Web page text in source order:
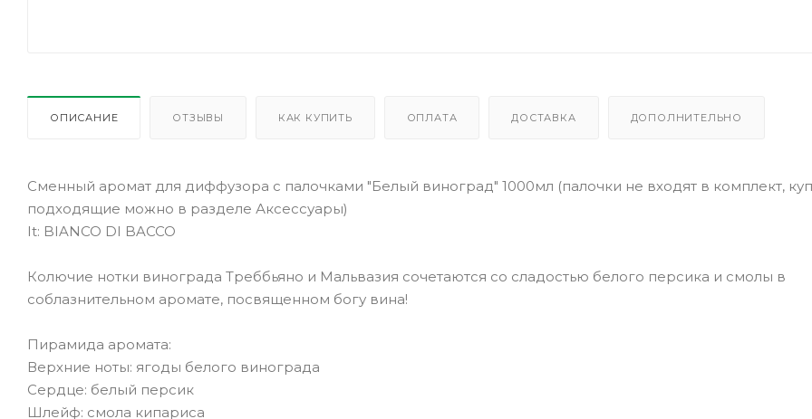
ОПИСАНИЕ ОТЗЫВЫ КАК КУПИТЬ ОПЛАТА ДОСТАВКА ДОПОЛНИТЕЛЬНО
Сменный аромат для диффузора с палочками "Белый виноград" 1000мл (палочки не входят в комплект,
подходящие можно в разделе Аксессуары)
It: BIANCO DI BACCO
Колючие нотки винограда Треббьяно и Мальвазия сочетаются со сладостью белого персика и смолы в
соблазнительном аромате, посвященном богу вина!
Пирамида аромата:
Верхние ноты: ягоды белого винограда
Сердце: белый персик
Шлейф: смола кипариса